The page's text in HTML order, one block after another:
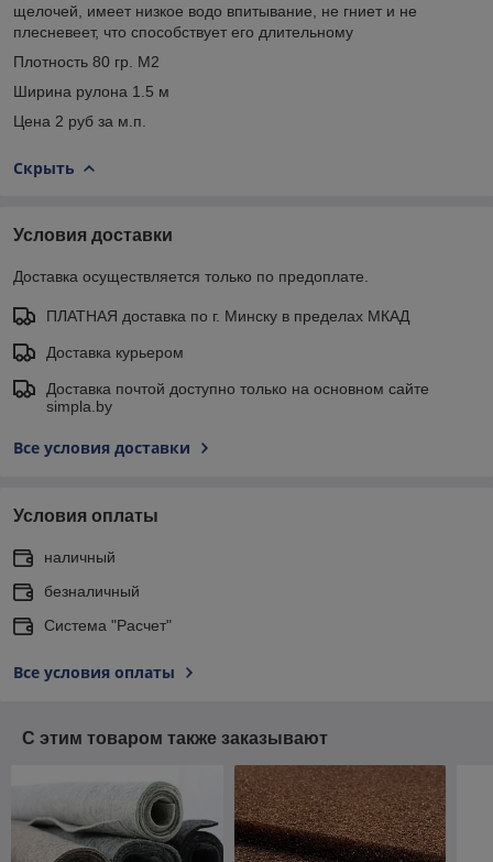
щелочей, имеет низкое водо впитывание, не гниет и не
плесневеет, что способствует его длительному
Плотность 80 гр. М2
Ширина рулона 1.5 м
Цена 2 руб за м.п.
Скрыть
Условия доставки
Доставка осуществляется только по предоплате.
ПЛАТНАЯ доставка по г. Минску в пределах МКАД
Доставка курьером
Доставка почтой доступно только на основном сайте
simpla.by
Все условия доставки
Условия оплаты
наличный
безналичный
Система "Расчет"
Все условия оплаты
С этим товаром также заказывают